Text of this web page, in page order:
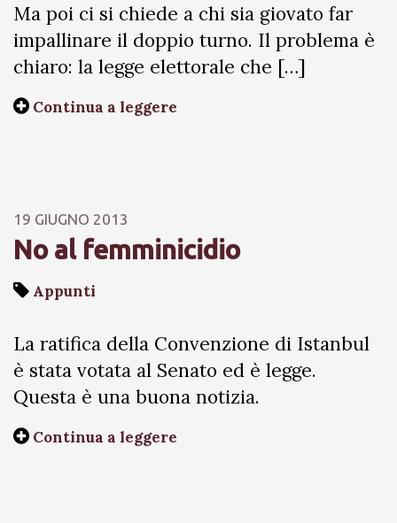
Ma poi ci si chiede a chi sia giovato far
impallinare il doppio turno. Il problema è
chiaro: la legge elettorale che […]
Continua a leggere
19 GIUGNO 2013
No al femminicidio
Appunti
La ratifica della Convenzione di Istanbul
è stata votata al Senato ed è legge.
Questa è una buona notizia.
Continua a leggere